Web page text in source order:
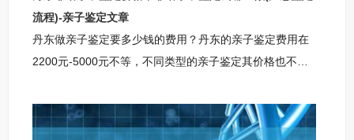
流程)-亲子鉴定文章
丹东做亲子鉴定要多少钱的费用？丹东的亲子鉴定费用在
2200元-5000元不等，不同类型的亲子鉴定其价格也不一
因此，对于亲子鉴定的价格还需要联系自身需求以及当地
机构的标准来，以下是小编整理的亲子鉴定收费标准供参